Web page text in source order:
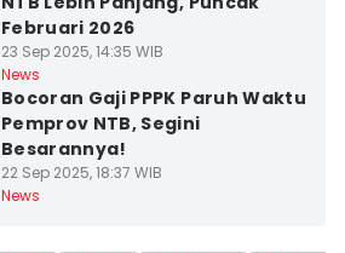
Februari 2026
23 Sep 2025, 14:35 WIB
News
Bocoran Gaji PPPK Paruh Waktu
Pemprov NTB, Segini
Besarannya!
22 Sep 2025, 18:37 WIB
News